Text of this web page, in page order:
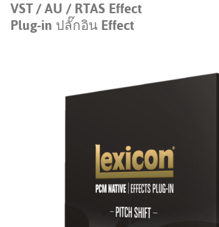
VST / AU / RTAS Effect
Plug-in ปลั๊กอิน Effect